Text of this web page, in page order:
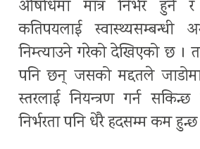
औषधिमा मात्र निर्भर हुने
कतिपयलाई स्वास्थ्यसम्बन्धी
निम्त्याउने गरेको देखिएको छ ।
पनि छन् जसको मद्दतले
स्तरलाई नियन्त्रण गर्न
निर्भरता पनि धेरै हदसम्म कम हुन्छ